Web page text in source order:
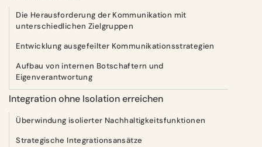
Die Herausforderung der Kommunikation mit
unterschiedlichen Zielgruppen
Entwicklung ausgefeilter Kommunikationsstrategien
Aufbau von internen Botschaftern und
Eigenverantwortung
Integration ohne Isolation erreichen
Überwindung isolierter Nachhaltigkeitsfunktionen
Strategische Integrationsansätze